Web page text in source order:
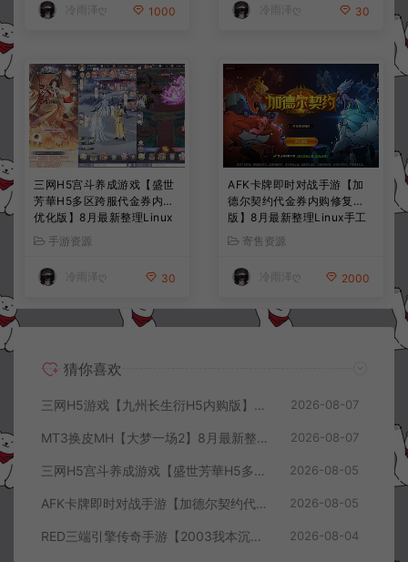
冷雨泽ღ 1000 冷雨泽ღ 30
三网H5宫斗养成游戏【盛世
芳華H5多区跨服代金券内购
优化版】8月最新整理Linux
手工服务端+CDK授权后台
+全资源安卓+详细搭建教程
+视频教程
手游资源
冷雨泽ღ 30
AFK卡牌即时对战手游【加
德尔契约代金券内购修复
版】8月最新整理Linux手工
服务端+前后端全套源码+CD
K授权后台+安卓苹果双端
+详细搭建教程+视频教程
寄售资源
冷雨泽ღ 2000
猜你喜欢
三网H5游戏【九州长生衍H5内购版】8月最新整理Linux手工服务端+管理后台+GM授权后台+简易安卓客户端+详细搭建教程+视频教程 2026-08-07
MT3换皮MH【大梦一场2】8月最新整理Linux手工服务端+源码+管理后台+安卓苹果双端+详细搭建教程+视频教程 2026-08-07
三网H5宫斗养成游戏【盛世芳華H5多区跨服代金券内购优化版】8月最新整理Linux手工服务端+CDK授权后台+全资源安卓+详细搭建教程+视频教程 2026-08-05
AFK卡牌即时对战手游【加德尔契约代金券内购修复版】8月最新整理Linux手工服务端+前后端全套源码+CDK授权后台+安卓苹果双端+详细搭建教程+视频教程 2026-08-05
RED三端引擎传奇手游【2003我本沉默三职业】8月最新整理Win一键服务端+PC安卓+详细搭建教程 2026-08-04